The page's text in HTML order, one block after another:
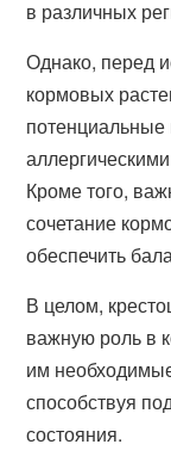
в различных
Однако, перед
кормовых
Кроме того,
сочетание
обеспечить
В целом,
важную роль в
им
способствуя
состояния.